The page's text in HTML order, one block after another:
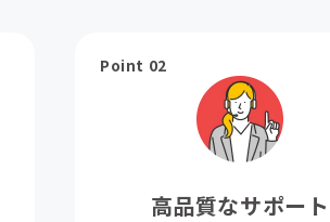
Point 02
高品質なサポート